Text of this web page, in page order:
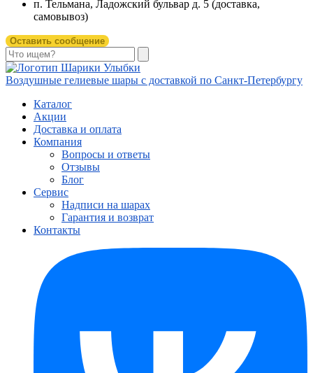
п. Тельмана, Ладожский бульвар д. 5 (доставка,
самовывоз)
Оставить сообщение
Воздушные гелиевые шары с доставкой по Санкт-Петербургу
Каталог
Акции
Доставка и оплата
Компания
Вопросы и ответы
Отзывы
Блог
Сервис
Надписи на шарах
Гарантия и возврат
Контакты